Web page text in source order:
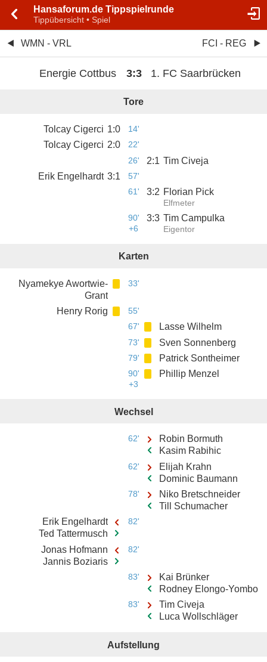
Hansaforum.de Tippspielrunde
Tippübersicht • Spiel
WMN - VRL FCI - REG
Energie Cottbus 3:3 1. FC Saarbrücken
Tore
Tolcay Cigerci 1:0 14'
Tolcay Cigerci 2:0
22'
26'
2:1 Tim Civeja
Erik Engelhardt 3:1
57'
61'
3:2 Florian Pick
Elfmeter
90'
+6
3:3 Tim Campulka
Eigentor
Karten
Nyamekye Awortwie-
Grant
33'
Henry Rorig
55'
67'
Lasse Wilhelm
73' Sven Sonnenberg
79' Patrick Sontheimer
90'
+3
Phillip Menzel
Wechsel
62'
Robin Bormuth
Kasim Rabihic
62'
Elijah Krahn
Dominic Baumann
78'
Niko Bretschneider
Till Schumacher
Erik Engelhardt
Ted Tattermusch
82'
Jonas Hofmann
Jannis Boziaris
82'
83'
Kai Brünker
Rodney Elongo-Yombo
83'
Tim Civeja
Luca Wollschläger
Aufstellung